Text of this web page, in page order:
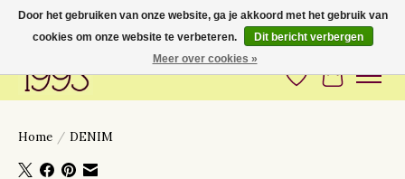
Love to have you around
Verlanglijst
Home / DENIM
Door het gebruiken van onze website, ga je akkoord met het gebruik van
cookies om onze website te verbeteren.
Dit bericht verbergen
Meer over cookies »